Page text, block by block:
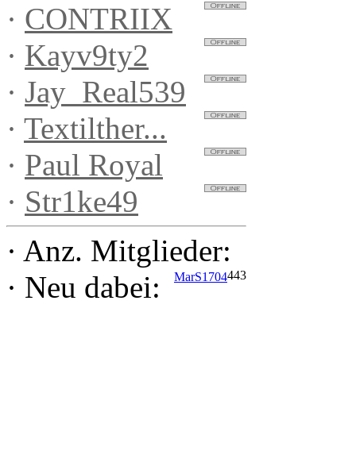
· CONTRIIX
· Kayv9ty2
· Jay_Real539
· Textilther...
· Paul Royal
· Str1ke49
· Anz. Mitglieder:
443
· Neu dabei: MarS1704